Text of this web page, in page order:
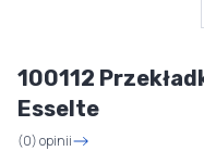
100112
Esselte
(0) opinii